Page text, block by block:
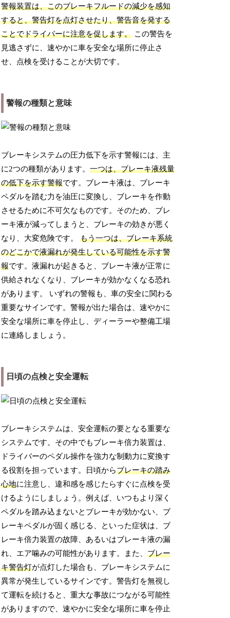
警報装置は、このブレーキフルードの減少を感知
すると、警告灯を点灯させたり、警告音を発する
ことでドライバーに注意を促します。 この警告を
見逃さずに、速やかに車を安全な場所に停止さ
せ、点検を受けることが大切です。
警報の種類と意味
ブレーキシステムの圧力低下を示す警報には、主
に2つの種類があります。一つは、ブレーキ液残量
の低下を示す警報です。ブレーキ液は、ブレーキ
ペダルを踏む力を油圧に変換し、ブレーキを作動
させるために不可欠なものです。そのため、ブレ
ーキ液が減ってしまうと、ブレーキの効きが悪く
なり、大変危険です。もう一つは、ブレーキ系統
のどこかで液漏れが発生している可能性を示す警
報です。液漏れが起きると、ブレーキ液が正常に
供給されなくなり、ブレーキが効かなくなる恐れ
があります。 いずれの警報も、車の安全に関わる
重要なサインです。警報が出た場合は、速やかに
安全な場所に車を停止し、ディーラーや整備工場
に連絡しましょう。
日頃の点検と安全運転
ブレーキシステムは、安全運転の要となる重要な
システムです。その中でもブレーキ倍力装置は、
ドライバーのペダル操作を強力な制動力に変換す
る役割を担っています。日頃からブレーキの踏み
心地に注意し、違和感を感じたらすぐに点検を受
けるようにしましょう。例えば、いつもより深く
ペダルを踏み込まないとブレーキが効かない、ブ
レーキペダルが固く感じる、といった症状は、ブ
レーキ倍力装置の故障、あるいはブレーキ液の漏
れ、エア噛みの可能性があります。また、ブレー
キ警告灯が点灯した場合も、ブレーキシステムに
異常が発生しているサインです。警告灯を無視し
て運転を続けると、重大な事故につながる可能性
がありますので、速やかに安全な場所に車を停止